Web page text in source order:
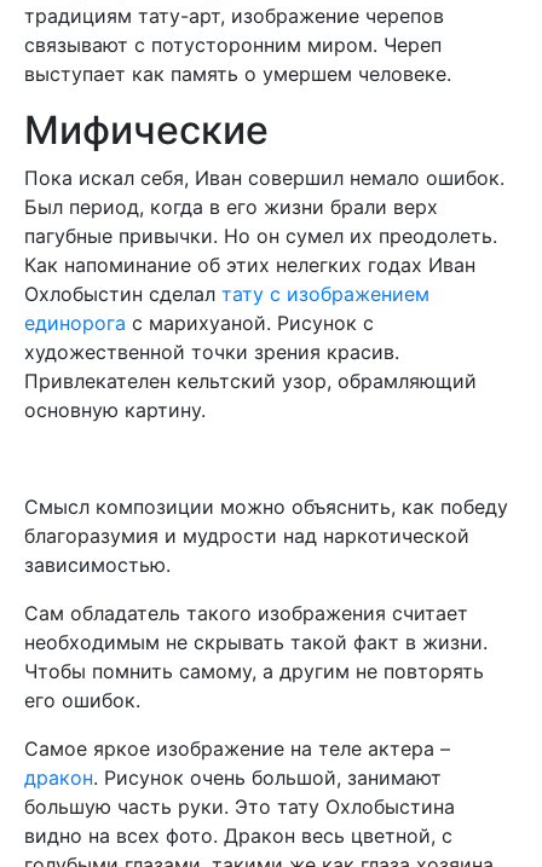
традициям тату-арт, изображение черепов
связывают с потусторонним миром. Череп
выступает как память о умершем человеке.
Мифические
Пока искал себя, Иван совершил немало ошибок.
Был период, когда в его жизни брали верх
пагубные привычки. Но он сумел их преодолеть.
Как напоминание об этих нелегких годах Иван
Охлобыстин сделал тату с изображением
единорога с марихуаной. Рисунок с
художественной точки зрения красив.
Привлекателен кельтский узор, обрамляющий
основную картину.
Смысл композиции можно объяснить, как победу
благоразумия и мудрости над наркотической
зависимостью.
Сам обладатель такого изображения считает
необходимым не скрывать такой факт в жизни.
Чтобы помнить самому, а другим не повторять
его ошибок.
Самое яркое изображение на теле актера –
дракон. Рисунок очень большой, занимают
большую часть руки. Это тату Охлобыстина
видно на всех фото. Дракон весь цветной, с